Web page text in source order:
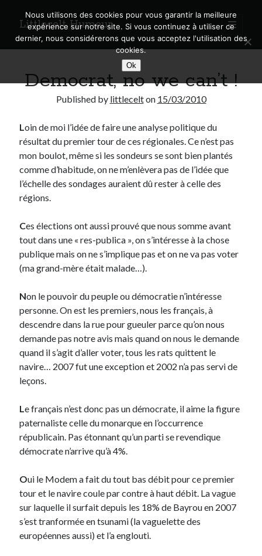
Littlecelt Humeur
open
primary
menu
Sidebar
Search
Derniers articles
Municipales 2026 : Lyon, Métropole et Caluire, mon choix pour l’avenir
Explorez les Chemins Enchantés à Vélo : Aventures Familiales près de
Lyon !
A quand une véritable place pour le vélo à Caluire dans la Métropole de
Lyon ?
Comment je vis ma vie sur un vélo
Derniers Commentaires
Entretien ménagerdansT’as vu quoi ? #52
JFdansC’était pas mieux avant… à Lyon
littleceltdansComment j’ai opéré ma vélorution toute personnelle
AnthonydansComment j’ai opéré ma vélorution toute personnelle
Renaud DucherdansComment j’ai opéré ma vélorution toute
personnelle
Commentaires récents
Entretien ménager
T’as vu quoi ? #52
C’était pas mieux avant… à Lyon
Comment j’ai opéré ma vélorution toute personnelle
Comment j’ai opéré ma vélorution toute
personnelle
Democrat, no we can’t !
Published by littlecelton 15/03/2010
Loin de moi l’idée de faire une analyse politique du
résultat du premier tour de ces régionales. Ce n’est pas
mon boulot, même si les sondeurs se sont bien plantés
comme d’habitude, on ne m’enlèvera pas de l’idée que
l’échelle des sondages auraient dû rester à celle des
régions.
Ces élections ont aussi prouvé que nous somme avant
tout dans une « res-publica », on s’intéresse à la chose
publique mais on ne s’implique pas et on ne va pas voter
(ma grand-mère était malade…).
Non le pouvoir du peuple ou démocratie n’intéresse
personne. On est les premiers, nous les français, à
descendre dans la rue pour gueuler parce qu’on nous
demande pas notre avis mais quand on nous le demande
quand il s’agit d’aller voter, tous les rats quittent le
navire… 2007 fut une exception et 2002 n’a pas servi de
leçons.
Le français n’est donc pas un démocrate, il aime la figure
paternaliste celle du monarque en l’occurrence
républicain. Pas étonnant qu’un parti se revendique
démocrate n’arrive qu’à 4%.
Oui le Modem a fait du tout bas débit pour ce premier
tour et le navire coule par contre à haut débit. La vague
sur laquelle il surfait depuis les 18% de Bayrou en 2007
s’est tranformée en tsunami (la vaguelette des
européennes aussi) et l’a englouti.
Nous utilisons des cookies pour vous garantir la meilleure
expérience sur notre site. Si vous continuez à utiliser ce
dernier, nous considérerons que vous acceptez l'utilisation des
cookies.
Ok